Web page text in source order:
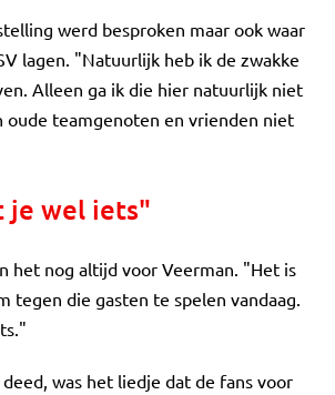
werd besproken maar ook waar
lagen. "Natuurlijk heb ik de zwakke
Alleen ga ik die hier natuurlijk niet
oude teamgenoten en vrienden niet
je wel iets"
het nog altijd voor Veerman. "Het is
tegen die gasten te spelen vandaag.
was het liedje dat de fans voor